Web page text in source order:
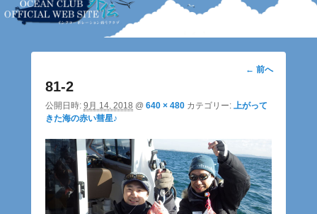
画
ナ
シ
ョ
ン
← 前へ
81-2
公開日時: 9月 14, 2018 @ 640 × 480 カテゴリー:
上がって
きた海の赤い彗星♪